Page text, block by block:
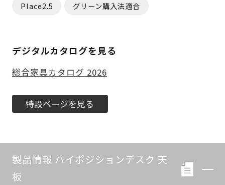
Place2.5 グリーン購入法適合
デジタルカタログを見る
総合家具カタログ 2026
特設ページを見る
製品情報 ハイポジションデスク 天
板